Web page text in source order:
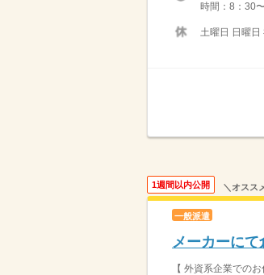
時間：8：30
土曜日 日曜日
1週間以内公開 ＼オスス
一般派遣
メーカーに
【 外資系企業での